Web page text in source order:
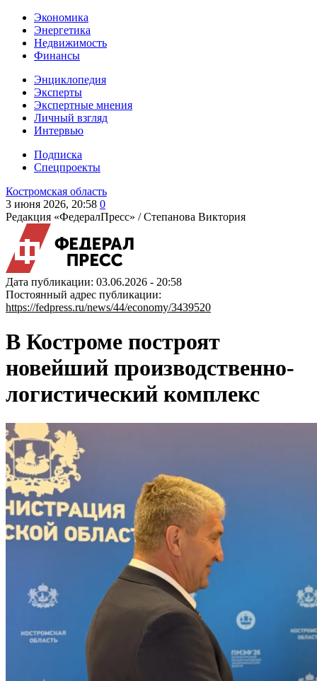
Экономика
Энергетика
Недвижимость
Финансы
Энциклопедия
Эксперты
Экспертные мнения
Личный взгляд
Интервью
Подписка
Спецпроекты
Костромская область
3 июня 2026, 20:58 0
Редакция «ФедералПресс» /Степанова Виктория
Дата публикации: 03.06.2026 - 20:58
Постоянный адрес публикации:
https://fedpress.ru/news/44/economy/3439520
В Костроме построят
новейший производственно-
логистический комплекс